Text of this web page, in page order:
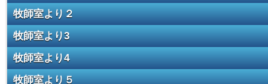
牧師室より２
牧師室より3
牧師室より4
牧師室より５